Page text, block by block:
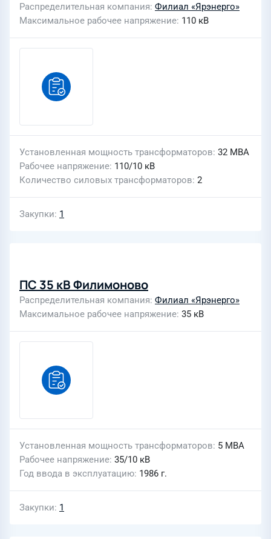
Распределительная компания Филиал «Ярэнерго»
Максимальное рабочее напряжение 110 кВ
Установленная мощность трансформаторов 32 МВА
Рабочее напряжение 110/10 кВ
Количество силовых трансформаторов 2
Закупки 1
ПС 35 кВ Филимоново
Распределительная компания Филиал «Ярэнерго»
Максимальное рабочее напряжение 35 кВ
Установленная мощность трансформаторов 5 МВА
Рабочее напряжение 35/10 кВ
Год ввода в эксплуатацию 1986 г.
Закупки 1